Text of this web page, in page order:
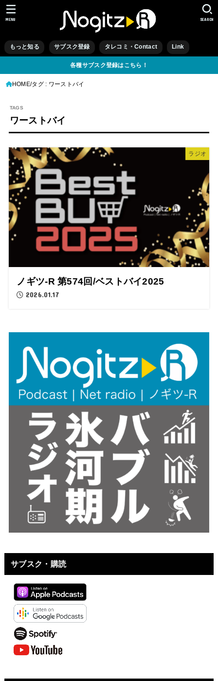
もっと知る サブスク登録 タレコミ・Contact Link
SEARCH
MENU
各種サブスク登録はこちら！
HOME タグ : ワーストバイ
ワーストバイ
ラジオ
ノギツ-R 第574回/ベストバイ2025
2026.01.17
サブスク・購読